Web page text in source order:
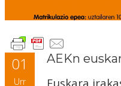
01
Urr
AEKn
Euskara